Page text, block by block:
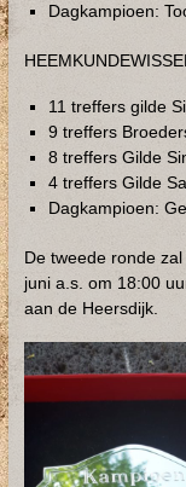
Dagkampioen:
11 treffers gilde
9 treffers
8 treffers Gilde
4 treffers Gilde
Dagkampioen:
De tweede ronde
juni a.s. om 18:00
aan de Heersdijk.